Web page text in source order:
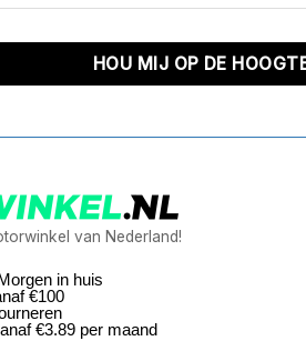
van Nederland!
in huis
€100
€3.89 per maand